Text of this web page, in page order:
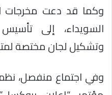
وكما قد دعت مخرجات
السويداء، إلى
وتشكيل لجان مختصة
وفي اجتماع منفصل،